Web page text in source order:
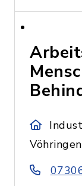
Vöhringen